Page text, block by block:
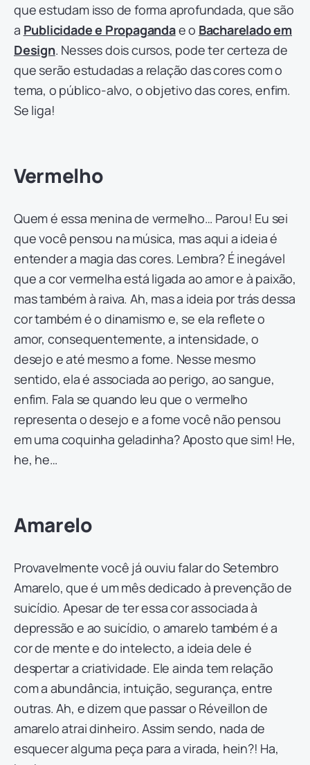
que estudam isso de forma aprofundada, que são
a Publicidade e Propagandae o Bacharelado em
Design. Nesses dois cursos, pode ter certeza de
que serão estudadas a relação das cores com o
tema, o público-alvo, o objetivo das cores, enfim.
Se liga!
Vermelho
Quem é essa menina de vermelho… Parou! Eu sei
que você pensou na música, mas aqui a ideia é
entender a magia das cores. Lembra? É inegável
que a cor vermelha está ligada ao amor e à paixão,
mas também à raiva. Ah, mas a ideia por trás dessa
cor também é o dinamismo e, se ela reflete o
amor, consequentemente, a intensidade, o
desejo e até mesmo a fome. Nesse mesmo
sentido, ela é associada ao perigo, ao sangue,
enfim. Fala se quando leu que o vermelho
representa o desejo e a fome você não pensou
em uma coquinha geladinha? Aposto que sim! He,
he, he…
Amarelo
Provavelmente você já ouviu falar do Setembro
Amarelo, que é um mês dedicado à prevenção de
suicídio. Apesar de ter essa cor associada à
depressão e ao suicídio, o amarelo também é a
cor de mente e do intelecto, a ideia dele é
despertar a criatividade. Ele ainda tem relação
com a abundância, intuição, segurança, entre
outras. Ah, e dizem que passar o Réveillon de
amarelo atrai dinheiro. Assim sendo, nada de
esquecer alguma peça para a virada, hein?! Ha,